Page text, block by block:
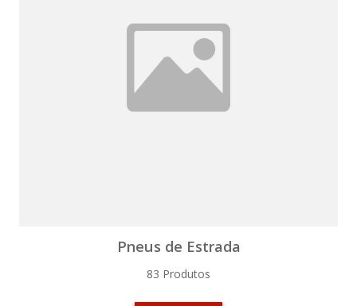
Pneus de Estrada
83 Produtos